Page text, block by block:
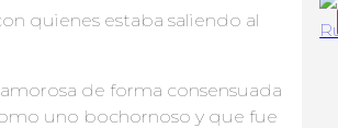
quienes estaba saliendo al
de forma consensuada
uno bochornoso y que fue